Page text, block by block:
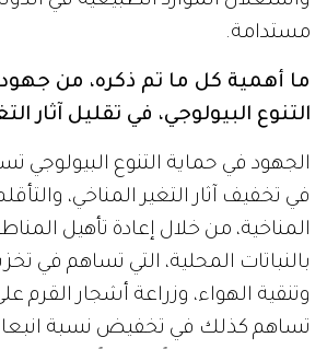
مستدامة.
ما أهمية كل ما تم ذكره، من جهود
التنوع البيولوجي، في تقليل آثار
الجهود في حماية التنوع البيولوجي
في تخفيف آثار التغير المناخي،
المناخية، من خلال إعادة تأهيل
بالنباتات المحلية، التي تساهم في
وتنقية الهواء، وزراعة أشجار القرم
تساهم كذلك في تخفيض نسبة